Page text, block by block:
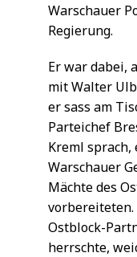
Warschauer
Regierung.
Er war dabei,
mit Walter
er sass am
Parteichef
Kreml
Warschauer
Mächte des
vorbereiteten.
Ostblock-
herrschte,